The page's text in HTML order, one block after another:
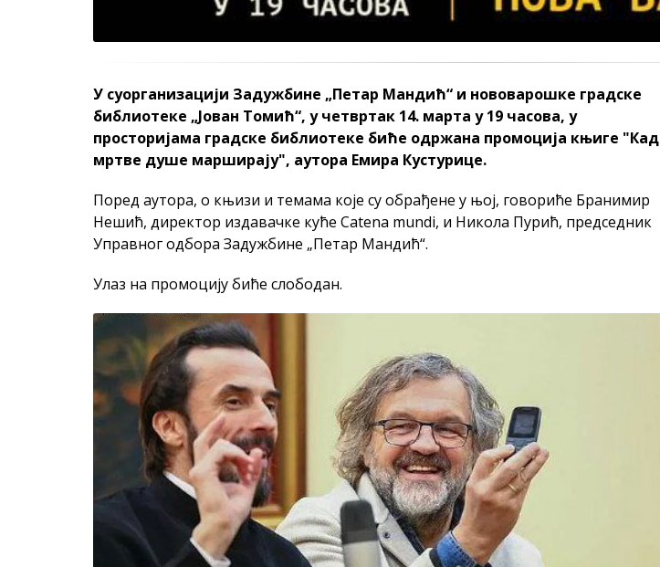
У суорганизацији Задужбине „Петар Мандић“ и нововарошке градске
библиотеке „Јован Томић“, у четвртак 14. марта у 19 часова, у
просторијама градске библиотеке биће одржана промоција књиге "Кад
мртве душе марширају", аутора Емира Кустурице.
Поред аутора, о књизи и темама које су обрађене у њој, говориће Бранимир
Нешић, директор издавачке куће Catena mundi, и Никола Пурић, председник
Управног одбора Задужбине „Петар Мандић“.
Улаз на промоцију биће слободан.